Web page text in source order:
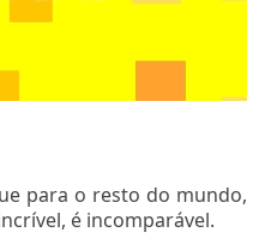
para o resto do mundo,
é incomparável.